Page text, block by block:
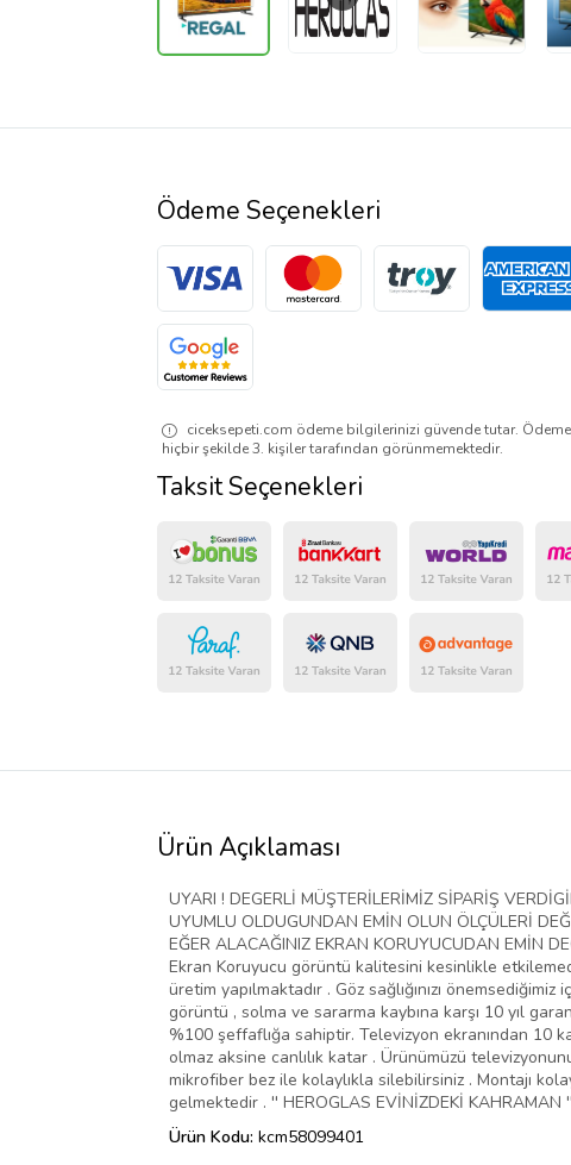
Ödeme Seçenekleri
ciceksepeti.com ödeme bilgilerinizi güvende tutar.
hiçbir şekilde 3. kişiler tarafından görünmemektedir.
Taksit Seçenekleri
Ürün Açıklaması
UYARI ! DEGERLİ MÜŞTERİLERİMİZ SİPARİŞ
UYUMLU OLDUGUNDAN EMİN OLUN ÖLÇÜLERİ
EĞER ALACAĞINIZ EKRAN KORUYUCUDAN EMİN
Ekran Koruyucu görüntü kalitesini kesinlikle
üretim yapılmaktadır . Göz sağlığınızı
görüntü , solma ve sararma kaybına karşı 10 yıl
%100 şeffaflığa sahiptir. Televizyon ekranından 10
olmaz aksine canlılık katar . Ürünümüzü
mikrofiber bez ile kolaylıkla silebilirsiniz . Montajı
gelmektedir . '' HEROGLAS EVİNİZDEKİ
Ürün Kodu: kcm58099401